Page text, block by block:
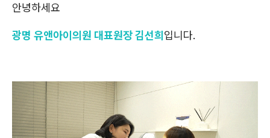
안녕하세요
광명 유앤아이의원 대표원장 김선희입니다.